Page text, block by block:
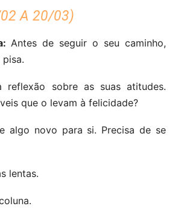
A 20/03)
Antes de seguir o seu caminho,
reflexão sobre as suas atitudes.
que o levam à felicidade?
algo novo para si. Precisa de se
lentas.